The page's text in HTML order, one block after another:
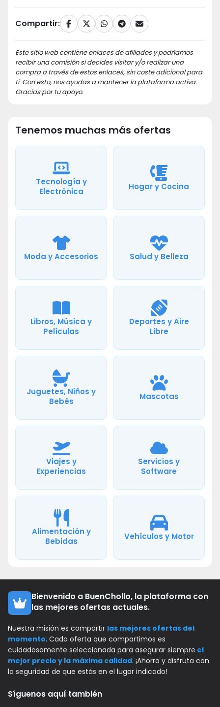
Compartir:
Este sitio web contiene enlaces de afiliados y podríamos
recibir una comisión si decides visitar y/o realizar una
compra a través de estos enlaces, sin coste adicional para
ti. Con esto, nos ayudas a mantener la plataforma activa.
Gracias por tu apoyo.
Tenemos muchas más ofertas
Tecnología y
Electrónica
Hogar y Cocina
Moda y Accesorios Salud y Belleza
Libros, Música y
Películas
Deportes y Aire
Libre
Juguetes, Niños y
Bebés
Mascotas
Viajes y
Experiencias
Servicios y
Software
Alimentación y
Bebidas
Vehículos y Motor
Bienvenido a BuenChollo, la plataforma con
las mejores ofertas actuales.
Nuestra misión es compartir las mejores ofertas del
momento. Cada oferta que compartimos es
cuidadosamente seleccionada para asegurar siempre el
mejor precio y la máxima calidad. ¡Ahorra y disfruta con
la seguridad de que estás en el lugar indicado!
Síguenos aquí también